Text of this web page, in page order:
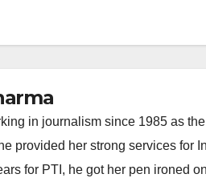
in journalism since 1985 as
provided her strong services for
for PTI, he got her pen ironed